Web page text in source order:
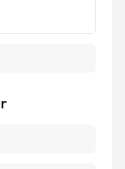
belirtilen